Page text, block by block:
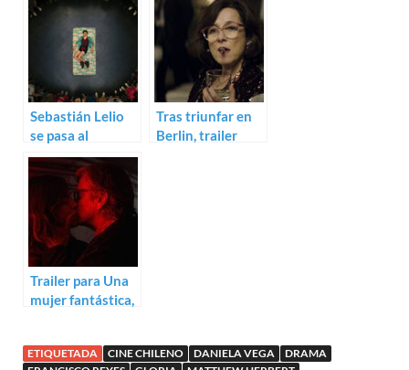
Sebastián Lelio
Sebastián Lelio
se pasa al
musical. Primer
trailer para La ola
Tras triunfar en
Berlin, trailer
Trailer para Una
mujer fantástica,
ETIQUETADA CINE CHILENO DANIELA VEGA
DRAMA